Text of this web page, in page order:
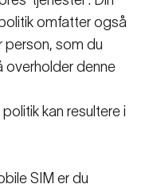
omfatter også
person, som du
overholder denne
kan resultere i
SIM er du